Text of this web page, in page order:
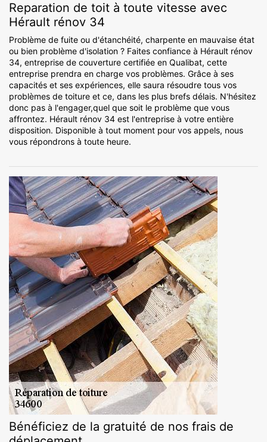
Reparation de toit à toute vitesse avec
Hérault rénov 34
Problème de fuite ou d'étanchéité, charpente en mauvaise état
ou bien problème d'isolation ? Faites confiance à Hérault rénov
34, entreprise de couverture certifiée en Qualibat, cette
entreprise prendra en charge vos problèmes. Grâce à ses
capacités et ses expériences, elle saura résoudre tous vos
problèmes de toiture et ce, dans les plus brefs délais. N'hésitez
donc pas à l'engager,quel que soit le problème que vous
affrontez. Hérault rénov 34 est l'entreprise à votre entière
disposition. Disponible à tout moment pour vos appels, nous
vous répondrons à toute heure.
Bénéficiez de la gratuité de nos frais de